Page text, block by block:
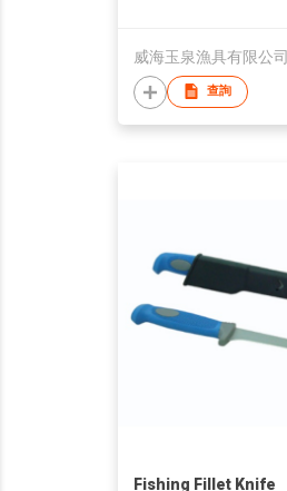
威海玉泉漁具有限公司
查詢
Fishing Fillet Knife